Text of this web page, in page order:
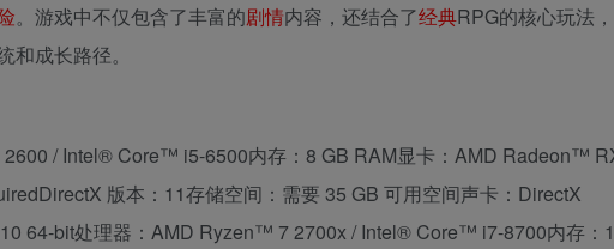
。游戏中不仅包含了丰富的剧情内容，还结合了经典RPG的核心玩法，
和成长路径。
/ Intel® Core™ i5-6500内存：8 GB RAM显卡：AMD Radeon™
版本：11存储空间：需要 35 GB 可用空间声卡：DirectX
64-bit处理器：AMD Ryzen™ 7 2700x / Intel® Core™ i7-8700内存：